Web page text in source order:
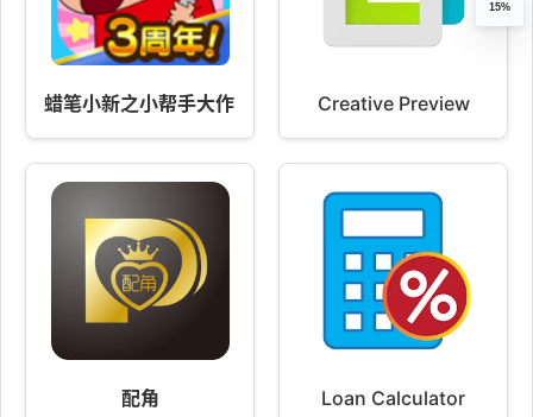
蜡笔小新之小帮手大作战 2.96.18Creative Preview
配角 Loan Calculator
15%